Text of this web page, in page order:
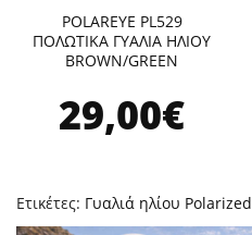
POLAREYE PL529
ΠΟΛΩΤΙΚΑ ΓΥΑΛΙΑ ΗΛΙΟΥ
BROWN/GREEN
29,00€
Ετικέτες: Γυαλιά ηλίου Polarized